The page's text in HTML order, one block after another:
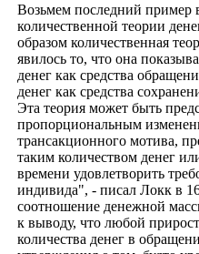
Возьмем последний пример
количественной теории
образом количественная
явилось то, что она
денег как средства
денег как средства
Эта теория может быть
пропорциональным
трансакционного мотива,
таким количеством денег
времени удовлетворить
индивида", - писал Локк в
соотношение денежной
к выводу, что любой
количества денег в